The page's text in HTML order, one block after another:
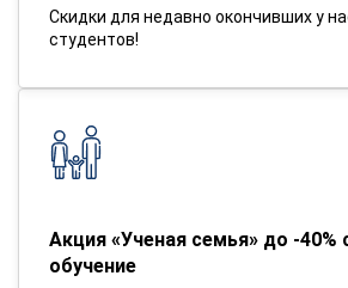
Скидки для недавно окончивших у
студентов!
Акция «Ученая семья» до -40%
обучение